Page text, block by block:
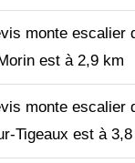
monte escalier
est à 2,9 km
monte escalier
Tigeaux est à